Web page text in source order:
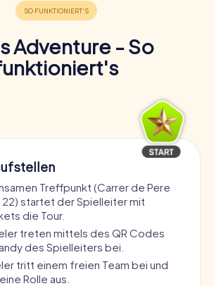
Adventure - So
Treffpunkt (Carrer de Pere
22) startet der Spielleiter mit
die Tour.
treten mittels des QR Codes
des Spielleiters bei.
tritt einem freien Team bei und
Rolle aus.